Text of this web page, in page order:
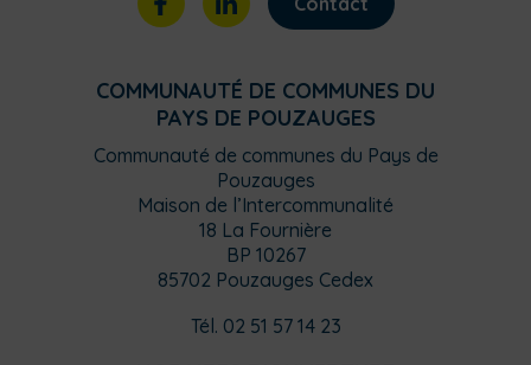
COMMUNAUTÉ DE COMMUNES DU
PAYS DE POUZAUGES
Communauté de communes du Pays de
Pouzauges
Maison de l’Intercommunalité
18 La Fournière
BP 10267
85702 Pouzauges Cedex
Tél. 02 51 57 14 23